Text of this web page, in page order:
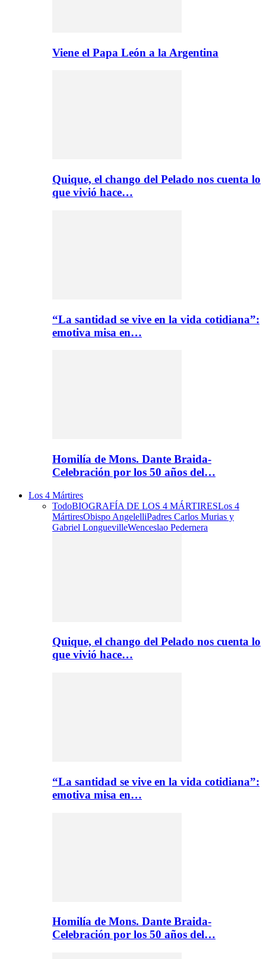
Viene el Papa León a la Argentina
Quique, el chango del Pelado nos cuenta lo
que vivió hace…
“La santidad se vive en la vida cotidiana”:
emotiva misa en…
Homilía de Mons. Dante Braida-
Celebración por los 50 años del…
Los 4 Mártires
TodoBIOGRAFÍA DE LOS 4 MÁRTIRESLos 4
MártiresObispo AngelelliPadres Carlos Murias y
Gabriel LonguevilleWenceslao Pedernera
Quique, el chango del Pelado nos cuenta lo
que vivió hace…
“La santidad se vive en la vida cotidiana”:
emotiva misa en…
Homilía de Mons. Dante Braida-
Celebración por los 50 años del…